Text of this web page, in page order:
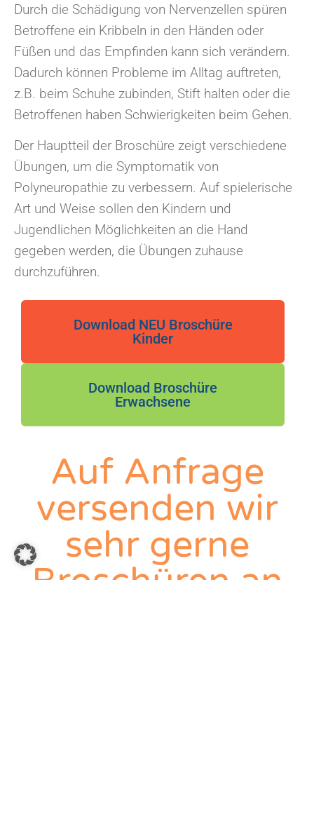
Durch die Schädigung von Nervenzellen spüren
Betroffene ein Kribbeln in den Händen oder
Füßen und das Empfinden kann sich verändern.
Dadurch können Probleme im Alltag auftreten,
z.B. beim Schuhe zubinden, Stift halten oder die
Betroffenen haben Schwierigkeiten beim Gehen.
Der Hauptteil der Broschüre zeigt verschiedene
Übungen, um die Symptomatik von
Polyneuropathie zu verbessern. Auf spielerische
Art und Weise sollen den Kindern und
Jugendlichen Möglichkeiten an die Hand
gegeben werden, die Übungen zuhause
durchzuführen.
Download NEU Broschüre
Kinder
Download Broschüre
Erwachsene
Auf Anfrage
versenden wir
sehr gerne
Broschüren an